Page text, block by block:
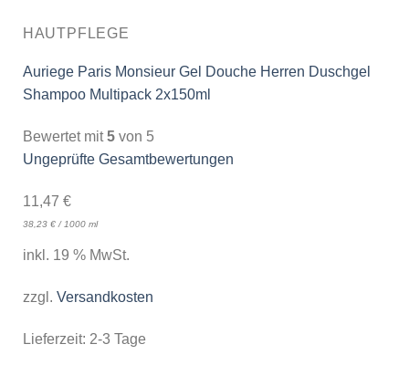
HAUTPFLEGE
Auriege Paris Monsieur Gel Douche Herren Duschgel
Shampoo Multipack 2x150ml
Bewertet mit5von 5
Ungeprüfte Gesamtbewertungen
11,47 €
38,23 €/ 1000 ml
inkl. 19 % MwSt.
zzgl. Versandkosten
Lieferzeit: 2-3 Tage